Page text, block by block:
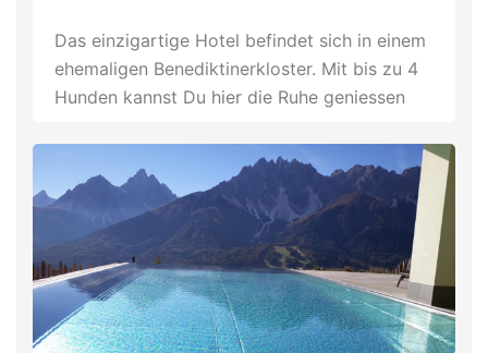
Das einzigartige Hotel befindet sich in einem
ehemaligen Benediktinerkloster. Mit bis zu 4
Hunden kannst Du hier die Ruhe geniessen